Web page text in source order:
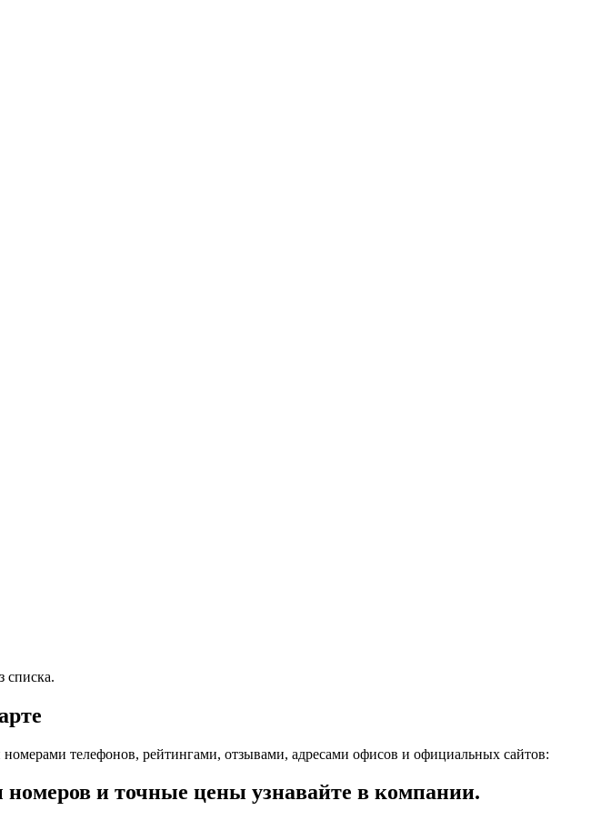
списка.
телефонов, рейтингами, отзывами, адресами офисов и официальных сайтов:
и точные цены узнавайте в компании.